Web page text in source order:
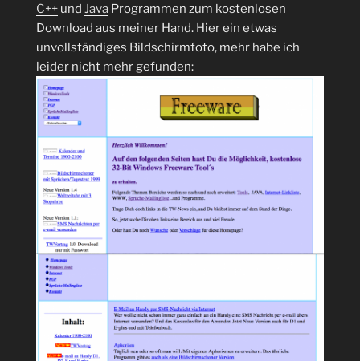
C++ und Java Programmen zum kostenlosen
Download aus meiner Hand. Hier ein etwas
unvollständiges Bildschirmfoto, mehr habe ich
leider nicht mehr gefunden: